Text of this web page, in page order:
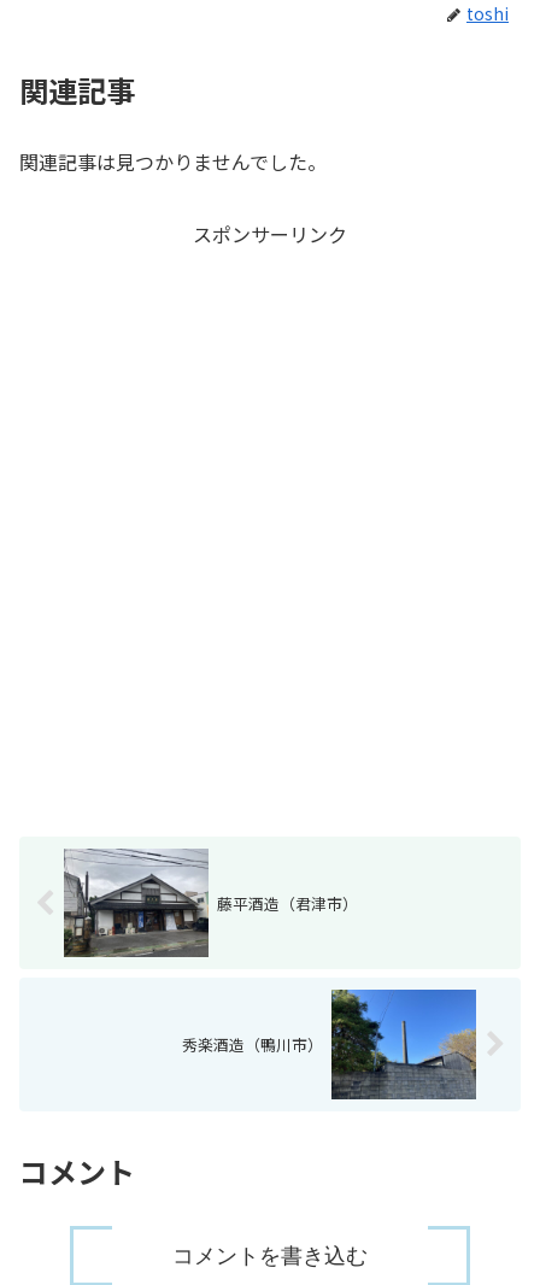
toshi
関連記事
関連記事は見つかりませんでした。
スポンサーリンク
藤平酒造（君津市）
秀楽酒造（鴨川市）
コメント
コメントを書き込む